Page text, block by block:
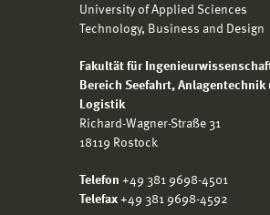
University of Applied Sciences
Technology, Business and Design
Fakultät für
Bereich Seefahrt, Anlagentechnik
Logistik
Richard-Wagner-Straße 31
18119 Rostock
Telefon +49 381 9698-4501
Telefax +49 381 9698-4592